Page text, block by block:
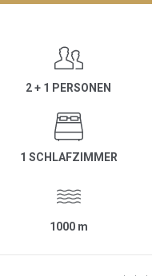
2 + 1 PERSONEN
1 SCHLAFZIMMER
1000 m